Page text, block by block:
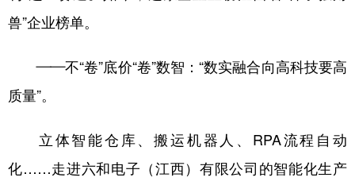
Русский язык
兽”企业榜单。
——不“卷”底价“卷”数智：“数实融合向高科技要高
质量”。
立体智能仓库、搬运机器人、RPA流程自动
化……走进六和电子（江西）有限公司的智能化生产